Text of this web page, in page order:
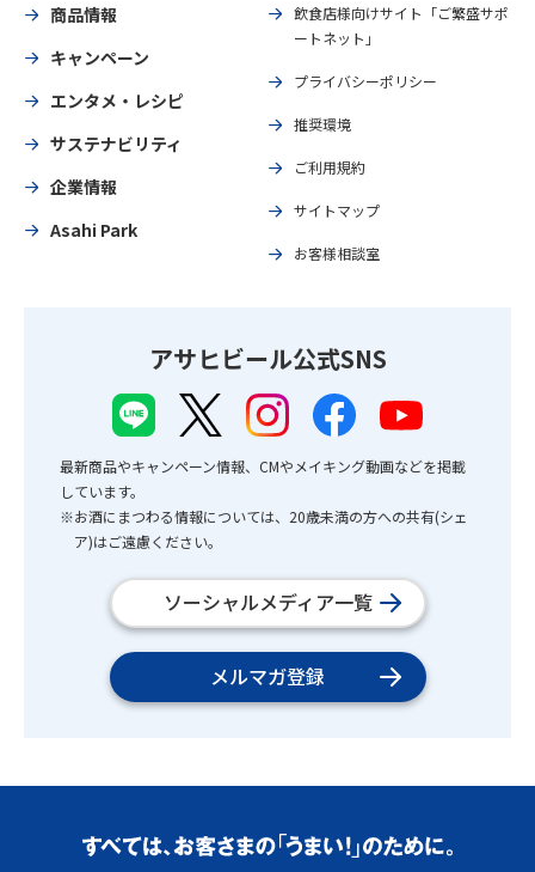
商品情報
キャンペーン
エンタメ・レシピ
サステナビリティ
企業情報
Asahi Park
飲食店様向けサイト「ご繁盛サポ
ートネット」
プライバシーポリシー
推奨環境
ご利用規約
サイトマップ
お客様相談室
アサヒビール公式SNS
最新商品やキャンペーン情報、CMやメイキング動画などを掲載
しています。
※お酒にまつわる情報については、20歳未満の方への共有(シェ
ア)はご遠慮ください。
ソーシャルメディア一覧
メルマガ登録